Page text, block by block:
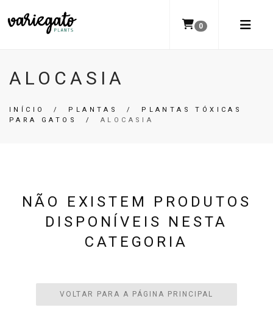
0
ALOCASIA
INÍCIO / PLANTAS / PLANTAS TÓXICAS
PARA GATOS
/ALOCASIA
NÃO EXISTEM PRODUTOS
DISPONÍVEIS NESTA
CATEGORIA
VOLTAR PARA A PÁGINA PRINCIPAL